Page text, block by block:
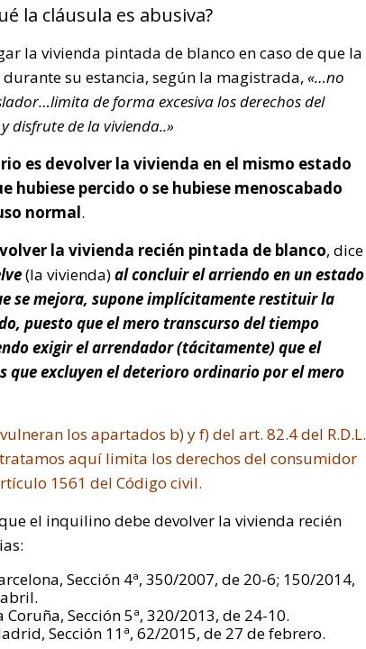
la cláusula es abusiva?
la vivienda pintada de blanco en caso de que la
su estancia, según la magistrada, «…no
de forma excesiva los derechos del
disfrute de la vivienda..»
es devolver la vivienda en el mismo estado
hubiese percido o se hubiese menoscabado
normal.
la vivienda recién pintada de blanco, dice
(la vivienda)al concluir el arriendo en un estado
se mejora, supone implícitamente restituir la
puesto que el mero transcurso del tiempo
exigir el arrendador (tácitamente) que el
que excluyen el deterioro ordinario por el mero
los apartados b) y f) del art. 82.4 del R.D.L.
aquí limita los derechos del consumidor
1561 del Código civil.
el inquilino debe devolver la vivienda recién
Sección 4ª, 350/2007, de 20-6; 150/2014,
Sección 5ª, 320/2013, de 24-10.
Sección 11ª, 62/2015, de 27 de febrero.